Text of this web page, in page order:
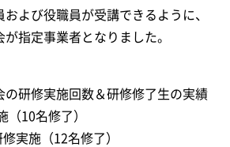
および役職員が受講できるように、
指定事業者となりました。
の研修実施回数＆研修修了生の実績
（10名修了）
実施（12名修了）